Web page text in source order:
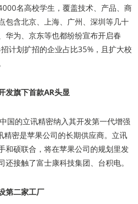
名高校学生，覆盖技术、产品、商
包含北京、上海、广州、深圳等几十
华为、京东等也都纷纷宣布开启春
计划扩招的企业占比35%，且扩大校
发旗下首款AR头显
国的立讯精密纳入其开发第一代增强
精密是苹果公司的长期供应商。立讯
和硕联合，将在苹果公司的规划里发
接触了富士康科技集团、台积电。
第二家工厂